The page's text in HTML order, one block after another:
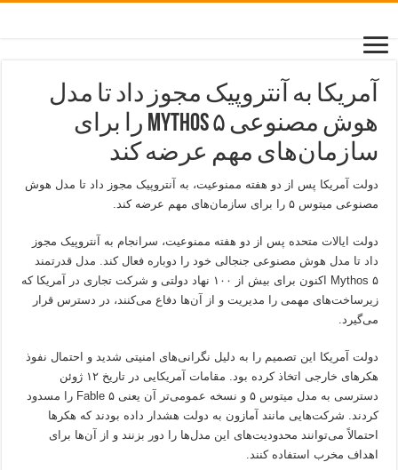
آمریکا به آنتروپیک مجوز داد تا مدل
هوش مصنوعی Mythos ۵ را برای
سازمان‌های مهم عرضه کند
دولت آمریکا پس از دو هفته ممنوعیت، به آنتروپیک مجوز داد تا مدل هوش
مصنوعی میتوس ۵ را برای سازمان‌های مهم عرضه کند.
دولت ایالات متحده پس از دو هفته ممنوعیت، سرانجام به آنتروپیک مجوز
داد تا مدل هوش مصنوعی جنجالی خود را دوباره فعال کند. مدل قدرتمند
Mythos ۵ اکنون برای بیش از ۱۰۰ نهاد دولتی و شرکت تجاری در آمریکا که
زیرساخت‌های مهمی را مدیریت و از آن‌ها دفاع می‌کنند، در دسترس قرار
می‌گیرد.
دولت آمریکا این تصمیم را به دلیل نگرانی‌های امنیتی شدید و احتمال نفوذ
هکرهای خارجی اتخاذ کرده بود. مقامات آمریکایی در تاریخ ۱۲ ژوئن
دسترسی به مدل میتوس ۵ و نسخه عمومی‌تر آن یعنی Fable ۵ را مسدود
کردند. شرکت‌هایی مانند آمازون به دولت هشدار داده بودند که هکرها
احتمالاً می‌توانند محدودیت‌های این مدل‌ها را دور بزنند و از آن‌ها برای
اهداف مخرب استفاده کنند.